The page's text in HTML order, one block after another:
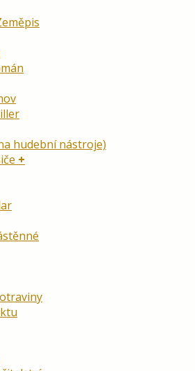
hudební nástroje)